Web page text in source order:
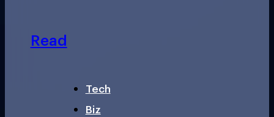
Read
Tech
Biz